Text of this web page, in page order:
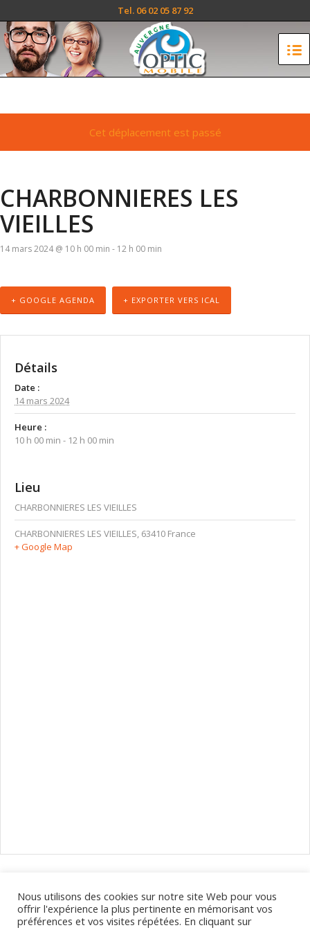
Tel. 06 02 05 87 92
Cet déplacement est passé
CHARBONNIERES LES
VIEILLES
14 mars 2024 @ 10 h 00 min - 12 h 00 min
+ GOOGLE AGENDA + EXPORTER VERS ICAL
Détails
Date :
14 mars 2024
Heure :
10 h 00 min - 12 h 00 min
Lieu
CHARBONNIERES LES VIEILLES
CHARBONNIERES LES VIEILLES, 63410 France
+ Google Map
évènements
Calendrier des déplacements de votre opticien à Clermont-
Ferrand et dans le Puy-de-Dôme.
Nous utilisons des cookies sur notre site Web pour vous
offrir l'expérience la plus pertinente en mémorisant vos
préférences et vos visites répétées. En cliquant sur